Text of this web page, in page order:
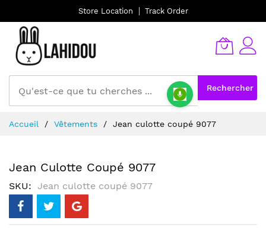
Store Location Track Order
Rechercher
au
Accueil Vêtements Jean culotte coupé 9077
Jean Culotte Coupé 9077
SKU Jean culotte coupé 9077